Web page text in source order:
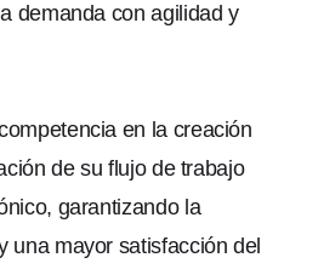
demanda con agilidad y
en la creación
de su flujo de trabajo
garantizando la
una mayor satisfacción del